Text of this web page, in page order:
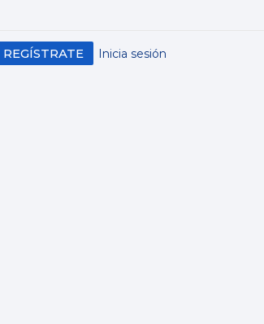
Inicia sesión
REGÍSTRATE